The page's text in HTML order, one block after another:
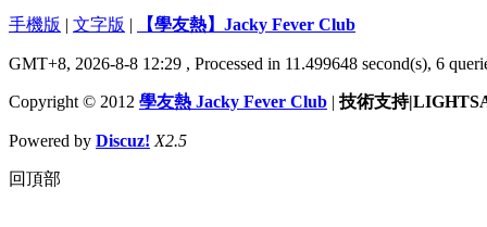
手機版 | 文字版 | 【學友熱】Jacky Fever Club
GMT+8, 2026-8-8 12:29 , Processed in 11.499648 second(s), 6
Copyright © 2012 學友熱 Jacky Fever Club | 技術支持
Powered by Discuz! X2.5
回頂部